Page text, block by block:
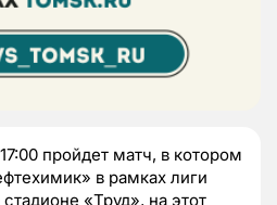
пройдет матч, в котором
в рамках лиги
«Труд», на этот